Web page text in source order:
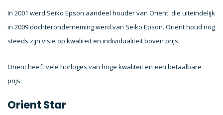
In 2001 werd Seiko Epson aandeel houder van Orient, die uiteindelijk
in 2009 dochteronderneming werd van Seiko Epson. Orient houd nog
steeds zijn visie op kwaliteit en individualiteit boven prijs.
Orient heeft vele horloges van hoge kwaliteit en een betaalbare
prijs.
Orient Star